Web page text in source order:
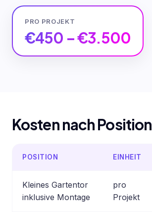
PRO PROJEKT
€450 – €3.500
Kosten nach Position
POSITION EINHEIT
Kleines Gartentor
inklusive Montage
pro
Projekt